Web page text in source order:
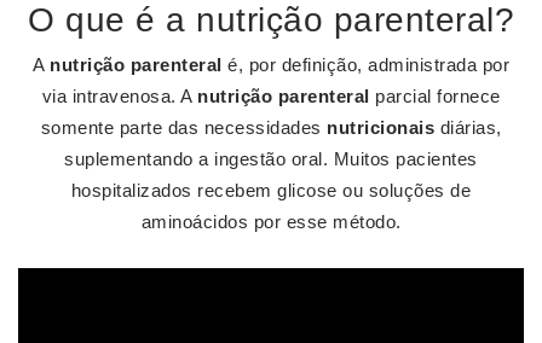
O que é a nutrição parenteral?
A nutrição parenteral é, por definição, administrada por
via intravenosa. A nutrição parenteral parcial fornece
somente parte das necessidades nutricionais diárias,
suplementando a ingestão oral. Muitos pacientes
hospitalizados recebem glicose ou soluções de
aminoácidos por esse método.